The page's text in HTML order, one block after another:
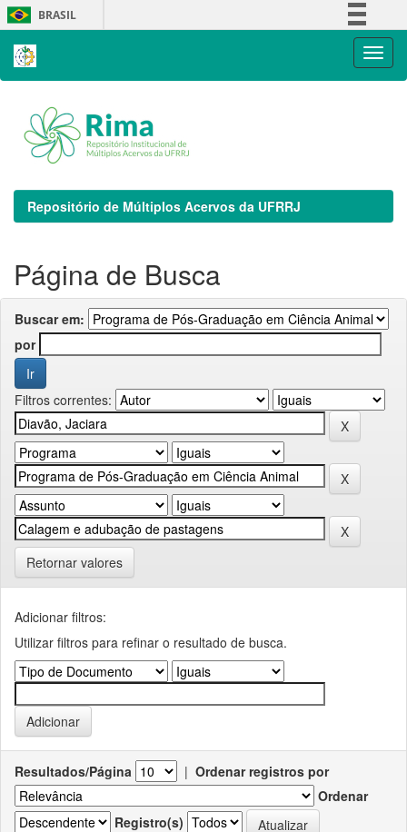
Skip
navigation
BRASIL
Repositório de Múltiplos Acervos da UFRRJ
Página de Busca
Buscar em:
por
Filtros correntes:
Retornar valores
Adicionar filtros:
Utilizar filtros para refinar o resultado de busca.
Resultados/Página | Ordenar registros por
Ordenar
Registro(s)